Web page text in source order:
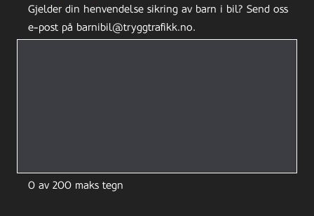
Gjelder din henvendelse sikring av barn i bil? Send oss
e-post på barnibil@tryggtrafikk.no.
0 av 200 maks tegn